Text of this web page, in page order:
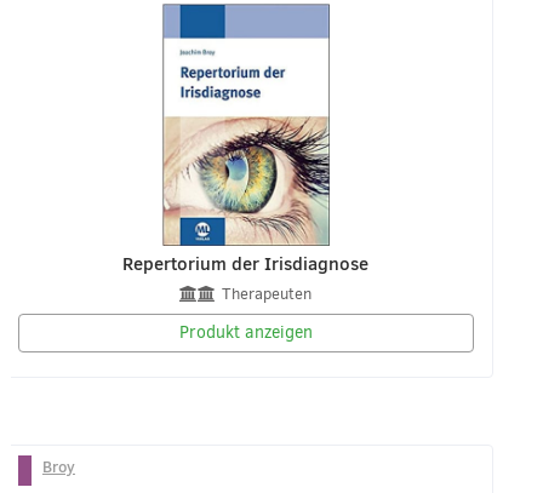
Repertorium der Irisdiagnose
Therapeuten
Produkt anzeigen
Broy